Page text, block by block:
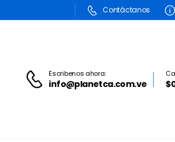
Contáctanos
Escribenos ahora:
info@planetca.com.ve $